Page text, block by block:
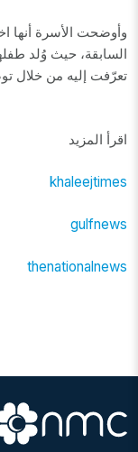
وأوضحت الأسرة أنها
السابقة، حيث وُلد
تعرّفت إليه من خلال
اقرأ المزيد
khaleejtimes
gulfnews
thenationalnews